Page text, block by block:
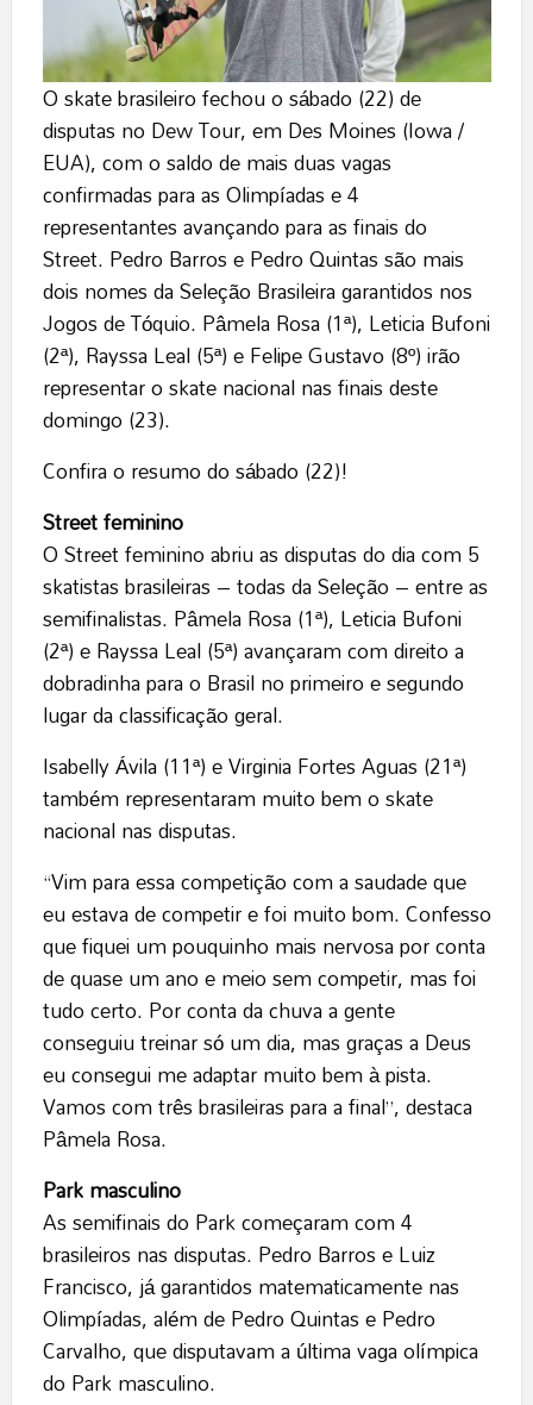
O skate brasileiro fechou o sábado (22) de
disputas no Dew Tour, em Des Moines (Iowa /
EUA), com o saldo de mais duas vagas
confirmadas para as Olimpíadas e 4
representantes avançando para as finais do
Street. Pedro Barros e Pedro Quintas são mais
dois nomes da Seleção Brasileira garantidos nos
Jogos de Tóquio. Pâmela Rosa (1ª), Leticia Bufoni
(2ª), Rayssa Leal (5ª) e Felipe Gustavo (8º) irão
representar o skate nacional nas finais deste
domingo (23).
Confira o resumo do sábado (22)!
Street feminino
O Street feminino abriu as disputas do dia com 5
skatistas brasileiras – todas da Seleção – entre as
semifinalistas. Pâmela Rosa (1ª), Leticia Bufoni
(2ª) e Rayssa Leal (5ª) avançaram com direito a
dobradinha para o Brasil no primeiro e segundo
lugar da classificação geral.
Isabelly Ávila (11ª) e Virginia Fortes Aguas (21ª)
também representaram muito bem o skate
nacional nas disputas.
“Vim para essa competição com a saudade que
eu estava de competir e foi muito bom. Confesso
que fiquei um pouquinho mais nervosa por conta
de quase um ano e meio sem competir, mas foi
tudo certo. Por conta da chuva a gente
conseguiu treinar só um dia, mas graças a Deus
eu consegui me adaptar muito bem à pista.
Vamos com três brasileiras para a final”, destaca
Pâmela Rosa.
Park masculino
As semifinais do Park começaram com 4
brasileiros nas disputas. Pedro Barros e Luiz
Francisco, já garantidos matematicamente nas
Olimpíadas, além de Pedro Quintas e Pedro
Carvalho, que disputavam a última vaga olímpica
do Park masculino.